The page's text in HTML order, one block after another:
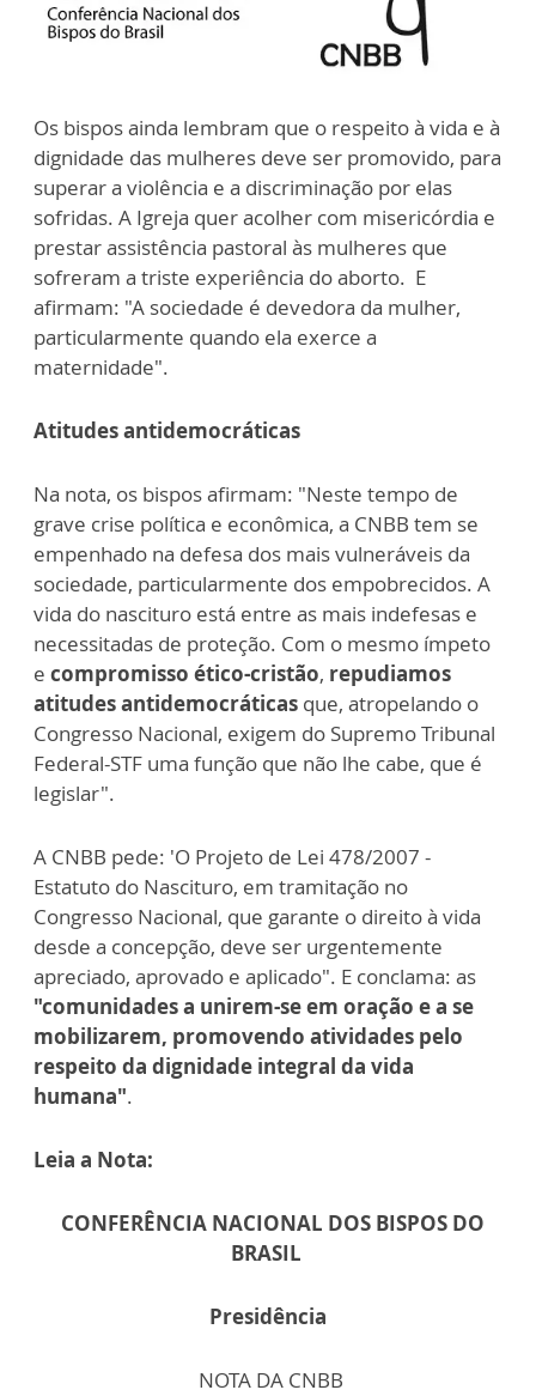
Os bispos ainda lembram que o respeito à vida e à
dignidade das mulheres deve ser promovido, para
superar a violência e a discriminação por elas
sofridas. A Igreja quer acolher com misericórdia e
prestar assistência pastoral às mulheres que
sofreram a triste experiência do aborto. E
afirmam: "A sociedade é devedora da mulher,
particularmente quando ela exerce a
maternidade".
Atitudes antidemocráticas
Na nota, os bispos afirmam: "Neste tempo de
grave crise política e econômica, a CNBB tem se
empenhado na defesa dos mais vulneráveis da
sociedade, particularmente dos empobrecidos. A
vida do nascituro está entre as mais indefesas e
necessitadas de proteção. Com o mesmo ímpeto
e compromisso ético-cristão, repudiamos
atitudes antidemocráticas que, atropelando o
Congresso Nacional, exigem do Supremo Tribunal
Federal-STF uma função que não lhe cabe, que é
legislar".
A CNBB pede: 'O Projeto de Lei 478/2007 -
Estatuto do Nascituro, em tramitação no
Congresso Nacional, que garante o direito à vida
desde a concepção, deve ser urgentemente
apreciado, aprovado e aplicado". E conclama: as
"comunidades a unirem-se em oração e a se
mobilizarem, promovendo atividades pelo
respeito da dignidade integral da vida
humana".
Leia a Nota:
CONFERÊNCIA NACIONAL DOS BISPOS DO
BRASIL
Presidência
NOTA DA CNBB